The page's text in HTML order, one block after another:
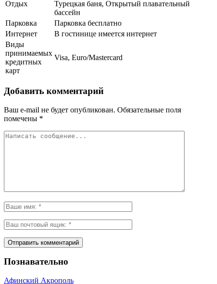
Отдых
Турецкая баня, Открытый плавательный
бассейн
Парковка
Парковка бесплатно
Интернет
В гостинице имеется интернет
Виды
принимаемых
кредитных
карт
Visa, Euro/Mastercard
Добавить комментарий
Ваш e-mail не будет опубликован. Обязательные поля
помечены *
Познавательно
Афинский Акрополь